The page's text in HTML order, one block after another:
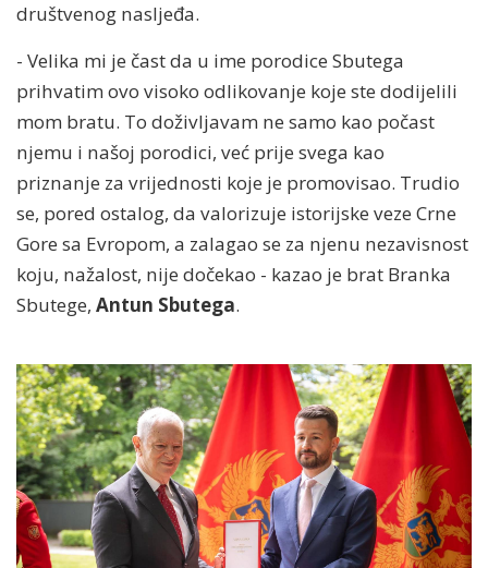
društvenog nasljeđa.
- Velika mi je čast da u ime porodice Sbutega
prihvatim ovo visoko odlikovanje koje ste dodijelili
mom bratu. To doživljavam ne samo kao počast
njemu i našoj porodici, već prije svega kao
priznanje za vrijednosti koje je promovisao. Trudio
se, pored ostalog, da valorizuje istorijske veze Crne
Gore sa Evropom, a zalagao se za njenu nezavisnost
koju, nažalost, nije dočekao - kazao je brat Branka
Sbutege, Antun Sbutega.